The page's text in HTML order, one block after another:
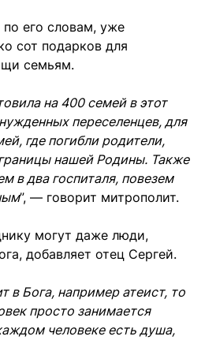
по его словам, уже
сот подарков для
семьям.
на 400 семей в этот
переселенцев, для
где погибли родители,
нашей Родины. Также
в два госпиталя, повезем
”, — говорит митрополит.
могут даже люди,
добавляет отец Сергей.
в Бога, например атеист, то
просто занимается
человеке есть душа,